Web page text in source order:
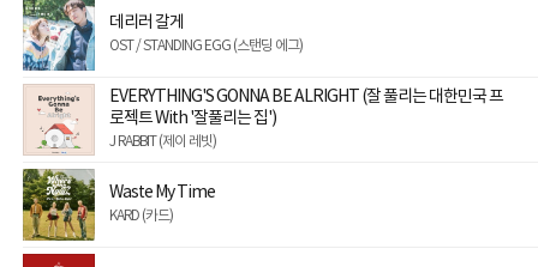
데리러 갈게
OST / STANDING EGG (스탠딩 에그)
EVERYTHING'S GONNA BE ALRIGHT (잘 풀리는 대한민국 프
로젝트 With '잘풀리는 집')
J RABBIT (제이 레빗)
Waste My Time
KARD (카드)